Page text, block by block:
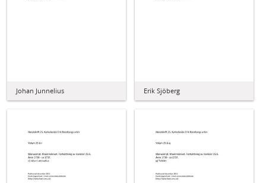
Johan Junnelius Erik Sjöberg